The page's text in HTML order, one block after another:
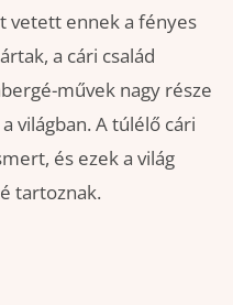
vetett ennek a fényes
a cári család
művek nagy része
világban. A túlélő cári
és ezek a világ
tartoznak.